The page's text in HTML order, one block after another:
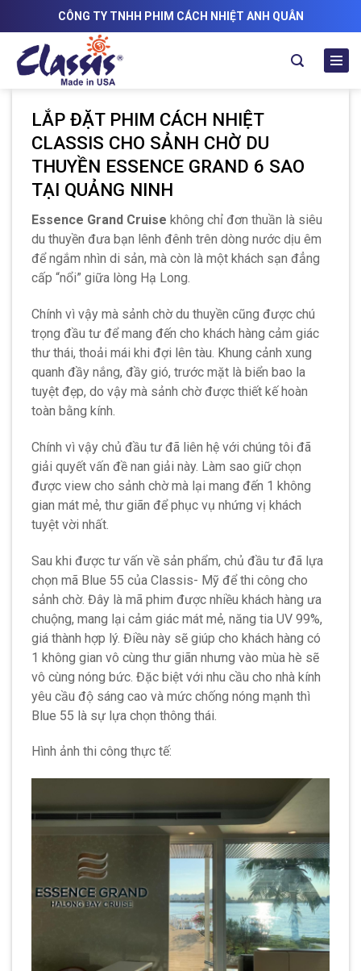
content
CÔNG TY TNHH PHIM CÁCH NHIỆT ANH QUÂN
LẮP ĐẶT PHIM CÁCH NHIỆT
CLASSIS CHO SẢNH CHỜ DU
THUYỀN ESSENCE GRAND 6 SAO
TẠI QUẢNG NINH
Essence Grand Cruise không chỉ đơn thuần là siêu
du thuyền đưa bạn lênh đênh trên dòng nước dịu êm
để ngắm nhìn di sản, mà còn là một khách sạn đẳng
cấp “nổi” giữa lòng Hạ Long.
Chính vì vậy mà sảnh chờ du thuyền cũng được chú
trọng đầu tư để mang đến cho khách hàng cảm giác
thư thái, thoải mái khi đợi lên tàu. Khung cảnh xung
quanh đầy nắng, đầy gió, trước mặt là biển bao la
tuyệt đẹp, do vậy mà sảnh chờ được thiết kế hoàn
toàn bằng kính.
Chính vì vậy chủ đầu tư đã liên hệ với chúng tôi đã
giải quyết vấn đề nan giải này. Làm sao giữ chọn
được view cho sảnh chờ mà lại mang đến 1 không
gian mát mẻ, thư giãn để phục vụ nhứng vị khách
tuyệt vời nhất.
Sau khi được tư vấn về sản phẩm, chủ đầu tư đã lựa
chọn mã Blue 55 của Classis- Mỹ để thi công cho
sảnh chờ. Đây là mã phim được nhiều khách hàng ưa
chuộng, mang lại cảm giác mát mẻ, năng tia UV 99%,
giá thành hợp lý. Điều này sẽ giúp cho khách hàng có
1 không gian vô cùng thư giãn nhưng vào mùa hè sẽ
vô cùng nóng bức. Đặc biệt với nhu cầu cho nhà kính
yêu cầu độ sáng cao và mức chống nóng mạnh thì
Blue 55 là sự lựa chọn thông thái.
Hình ảnh thi công thực tế: